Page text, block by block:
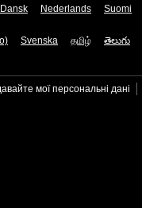
Dansk Nederlands Suomi
Svenska தமிழ் తెలుగు
мої персональні дані